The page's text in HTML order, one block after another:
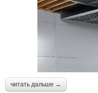
читать дальше →